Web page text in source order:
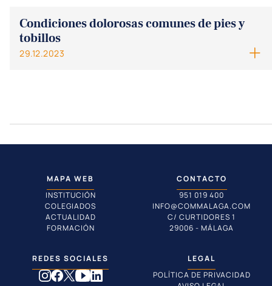
Condiciones dolorosas comunes de pies y
tobillos
29.12.2023
MAPA WEB
INSTITUCIÓN
COLEGIADOS
ACTUALIDAD
FORMACIÓN
CONTACTO
951 019 400
INFO@COMMALAGA.COM
C/ CURTIDORES 1
29006 - MÁLAGA
REDES SOCIALES
LEGAL
POLÍTICA DE PRIVACIDAD